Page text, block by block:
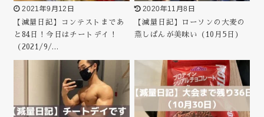
2021年9月12日
【減量日記】コンテストまであ
と84日！今日はチートデイ！
（2021/9/…
2020年11月8日
【減量日記】ローソンの大麦の
蒸しぱんが美味い（10月5日）